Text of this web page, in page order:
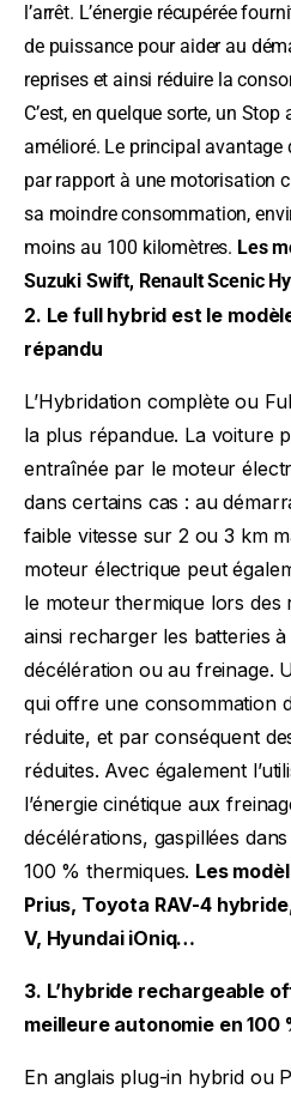
l’arrêt. L’énergie récupérée
de puissance pour aider au
reprises et ainsi réduire la
C’est, en quelque sorte, un Stop
amélioré. Le principal avantage
par rapport à une motorisation
sa moindre consommation,
moins au 100 kilomètres. Les
Suzuki Swift, Renault Scenic
2. Le full hybrid est le
répandu
L’Hybridation complète ou
la plus répandue. La voiture
entraînée par le moteur
dans certains cas : au
faible vitesse sur 2 ou 3 km
moteur électrique peut
le moteur thermique lors des
ainsi recharger les batteries à
décélération ou au freinage.
qui offre une consommation
réduite, et par conséquent
réduites. Avec également
l’énergie cinétique aux
décélérations, gaspillées
100 % thermiques. Les
Prius, Toyota RAV-4
V, Hyundai iOniq…
3. L’hybride rechargeable
meilleure autonomie en 100
En anglais plug-in hybrid ou